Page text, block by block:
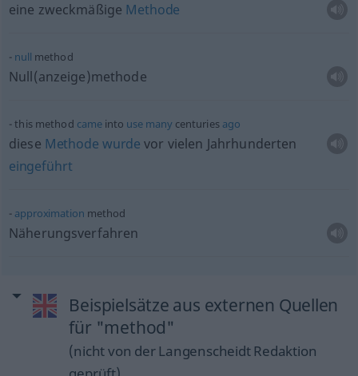
eine zweckmäßige Methode
null method
Null(anzeige)methode
this method cameinto use manycenturies ago
diese Methode wurde vor vielen Jahrhunderten
eingeführt
approximation method
Näherungsverfahren
Beispielsätze aus externen Quellen
für "method"
(nicht von der Langenscheidt Redaktion